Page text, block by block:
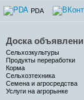
PDA
Доска
Сельхозкультуры
Продукты переработки
Корма
Сельхозтехника
Семена и агросредства
Услуги на агрорынке